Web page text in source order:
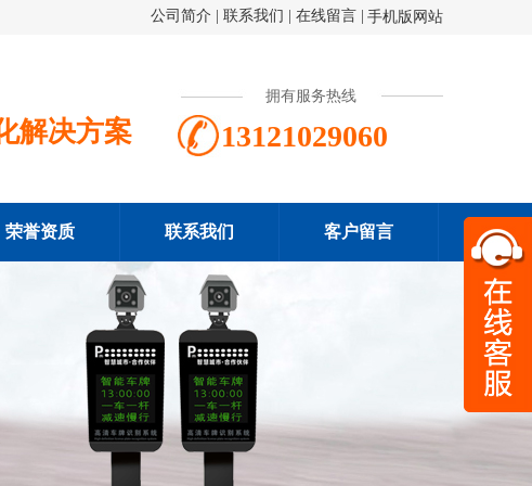
手机版网站
公司简介 联系我们 在线留言
解决方案
拥有服务热线
13121029060
荣誉资质 联系我们 客户留言
扫一